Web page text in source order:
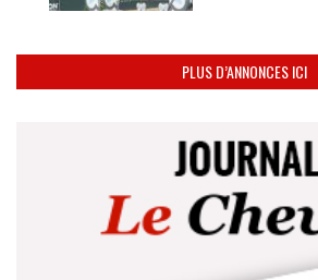
PLUS D’ANNONCES ICI